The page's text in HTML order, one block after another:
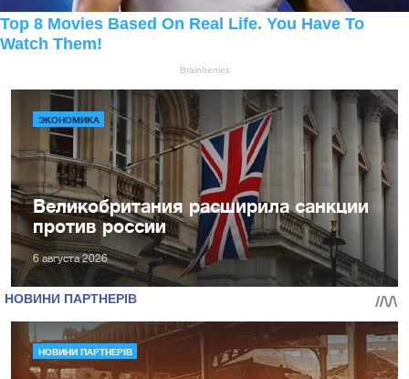
ЭКОНОМИКА
Великобритания расширила санкции
против россии
6 августа 2026